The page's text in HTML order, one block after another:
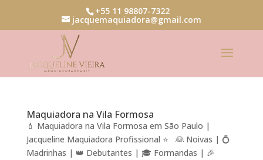
+55 11 98807-7322
jacquemaquiadora@gmail.com
Maquiadora na Vila Formosa
💄 Maquiadora na Vila Formosa em São Paulo |
Jacqueline Maquiadora Profissional ⭐ 👰 Noivas | 💍
Madrinhas | 👑 Debutantes | 🎓 Formandas | 🎉